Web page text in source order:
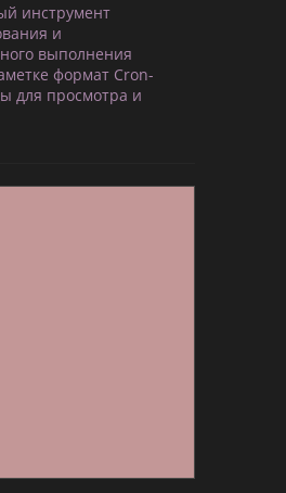
инструмент
и
выполнения
формат Cron-
для просмотра и